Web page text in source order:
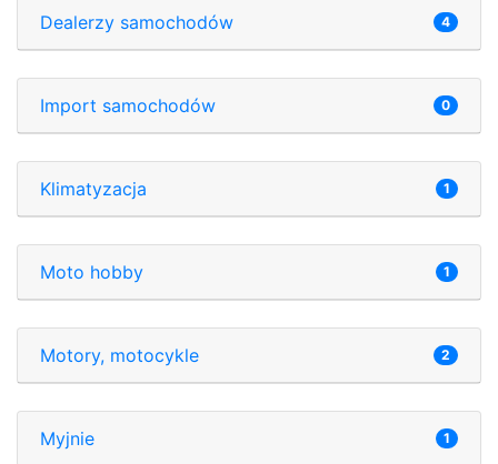
Dealerzy samochodów 4
Import samochodów 0
Klimatyzacja 1
Moto hobby 1
Motory, motocykle 2
Myjnie 1